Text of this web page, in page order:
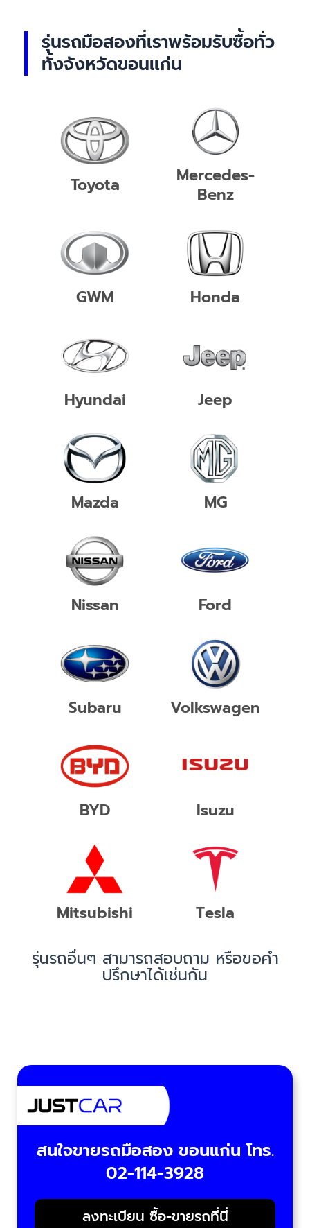
รุ่นรถมือสองที่เราพร้อมรับซื้อทั่ว
ทั้งจังหวัดขอนแก่น
Toyota
Mercedes-
Benz
GWM Honda
Hyundai Jeep
Mazda MG
Nissan Ford
Subaru Volkswagen
BYD Isuzu
Mitsubishi Tesla
รุ่นรถอื่นๆ สามารถสอบถาม หรือขอคำ
ปรึกษาได้เช่นกัน
สนใจขายรถมือสอง ขอนแก่น โทร.
02-114-3928
ลงทะเบียน ซื้อ-ขายรถที่นี่